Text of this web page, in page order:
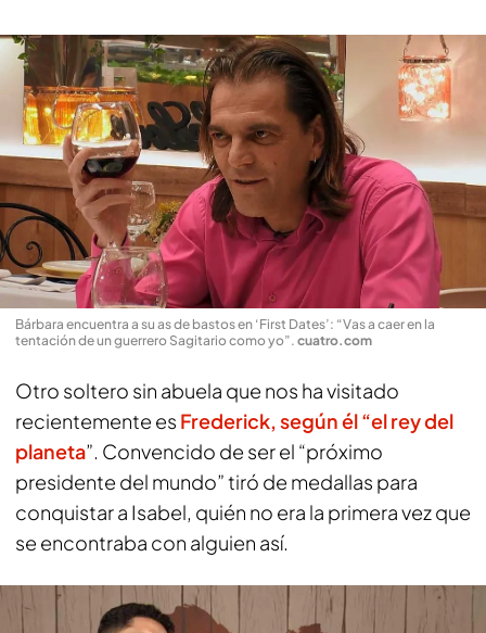
Bárbara encuentra a su as de bastos en ‘First Dates’: “Vas a caer en la
tentación de un guerrero Sagitario como yo”. cuatro.com
Otro soltero sin abuela que nos ha visitado
recientemente es Frederick, según él “el rey del
planeta”. Convencido de ser el “próximo
presidente del mundo” tiró de medallas para
conquistar a Isabel, quién no era la primera vez que
se encontraba con alguien así.